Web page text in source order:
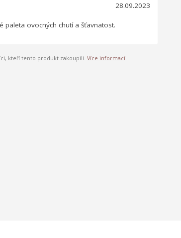
28.09.2023
paleta ovocných chutí a šťavnatost.
kteří tento produkt zakoupili. Více informací